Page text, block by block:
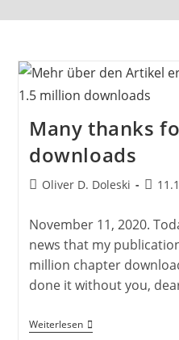
Many thanks
downloads
Beitrags-
Oliver D. Doleski
November 11, 2020.
news that my
million chapter
done it without you,
WeiterlesenMany